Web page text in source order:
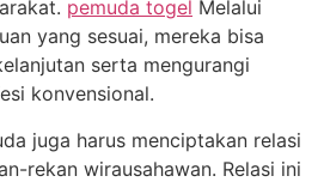
pemuda togel Melalui
yang sesuai, mereka bisa
serta mengurangi
konvensional.
juga harus menciptakan relasi
rekan wirausahawan. Relasi ini